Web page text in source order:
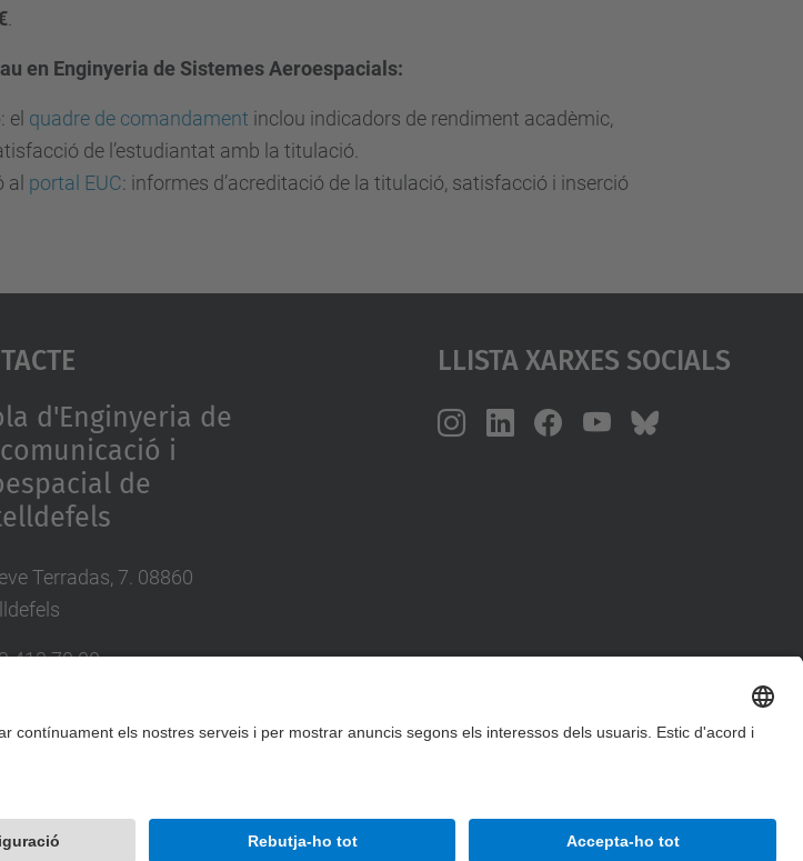
.
en Enginyeria de Sistemes Aeroespacials:
el quadre de comandament inclou indicadors de rendiment acadèmic,
de l’estudiantat amb la titulació.
portal EUC: informes d’acreditació de la titulació, satisfacció i inserció
d'Enginyeria de
i
de
Terradas, 7. 08860
413 70 00
Llista Xarxes Socials